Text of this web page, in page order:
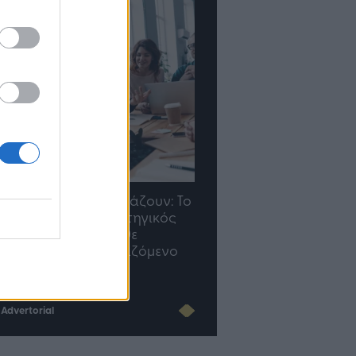
TP Greece: Πώς
διαμορφώνεται το μέλλον
του Insurance στην εποχή
Advertorial